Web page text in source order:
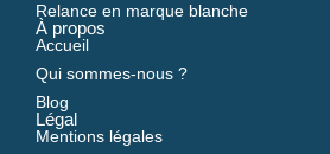
Relance en marque blanche
À propos
Accueil
Qui sommes-nous ?
Blog
Légal
Mentions légales